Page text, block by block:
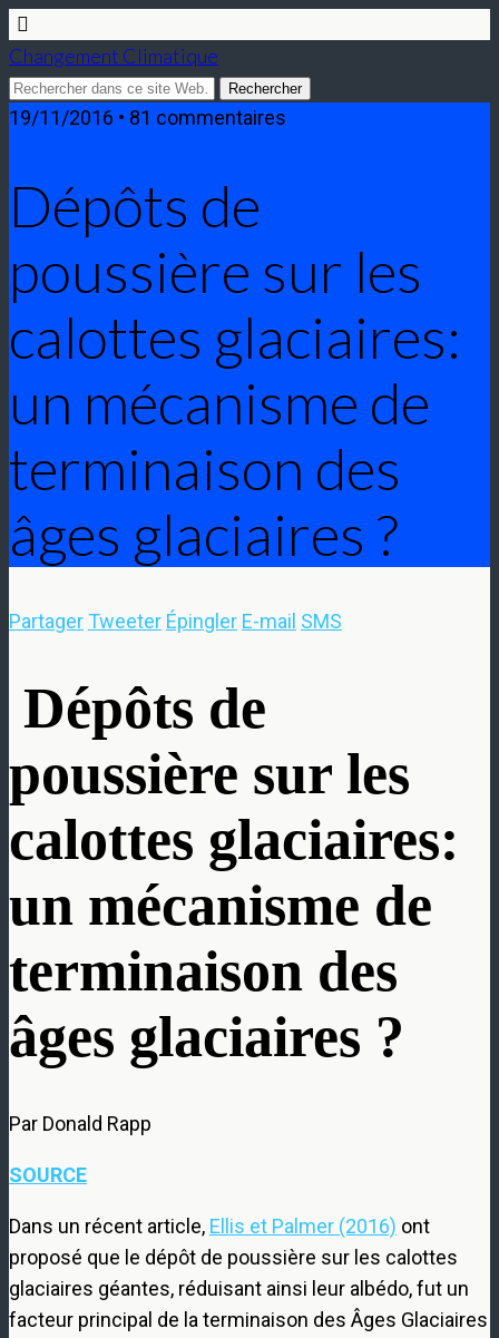
Changement Climatique
19/11/2016 • 81 commentaires
Dépôts de
poussière sur les
calottes glaciaires:
un mécanisme de
terminaison des
âges glaciaires ?
Partager Tweeter Épingler E-mail SMS
Dépôts de
poussière sur les
calottes glaciaires:
un mécanisme de
terminaison des
âges glaciaires ?
Par Donald Rapp
SOURCE
Dans un récent article, Ellis et Palmer (2016) ont
proposé que le dépôt de poussière sur les calottes
glaciaires géantes, réduisant ainsi leur albédo, fut un
facteur principal de la terminaison des Âges Glaciaires